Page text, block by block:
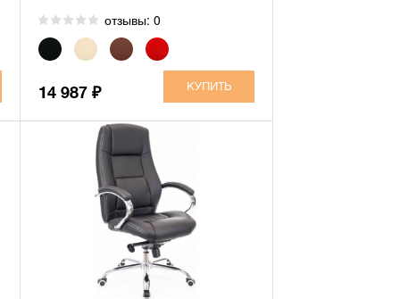
отзывы: 0
14 987 ₽